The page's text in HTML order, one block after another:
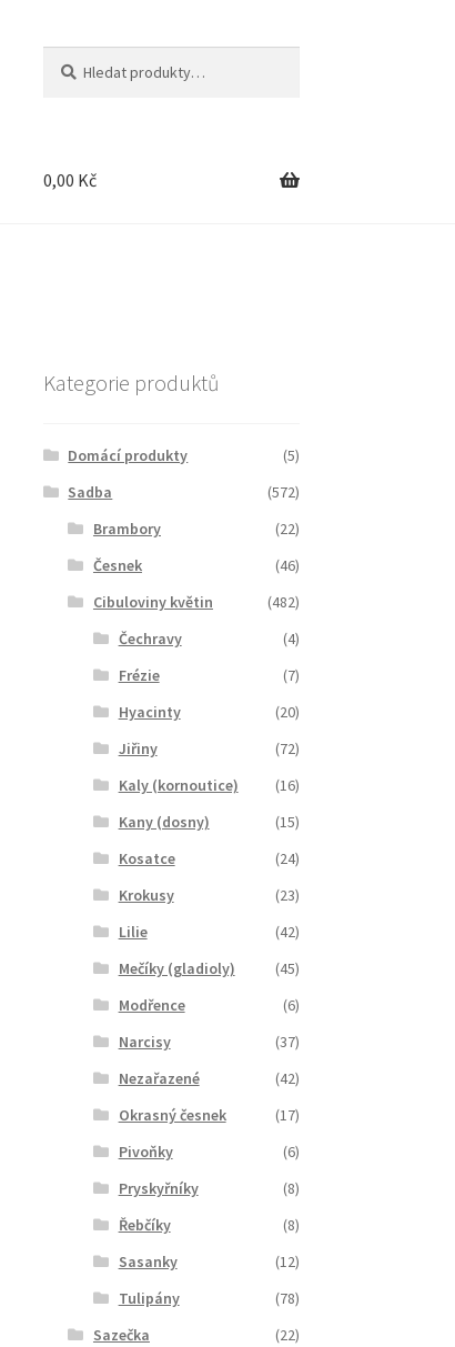
0,00 Kč
Kategorie produktů
Domácí produkty
(5)
Sadba
(572)
Brambory
(22)
Česnek
(46)
Cibuloviny květin
(482)
Čechravy
(4)
Frézie
(7)
Hyacinty
(20)
Jiřiny
(72)
Kaly (kornoutice)
(16)
Kany (dosny)
(15)
Kosatce
(24)
Krokusy
(23)
Lilie
(42)
Mečíky (gladioly)
(45)
Modřence
(6)
Narcisy
(37)
Nezařazené
(42)
Okrasný česnek
(17)
Pivoňky
(6)
Pryskyřníky
(8)
Řebčíky
(8)
Sasanky
(12)
Tulipány
(78)
Sazečka
(22)